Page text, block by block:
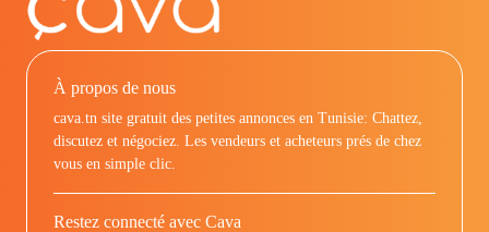
À propos de nous
cava.tn site gratuit des petites annonces en Tunisie: Chattez,
discutez et négociez. Les vendeurs et acheteurs prés de chez
vous en simple clic.
Restez connecté avec Cava